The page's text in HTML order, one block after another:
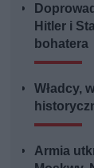
Hitler i
bohatera
Władcy,
Armia